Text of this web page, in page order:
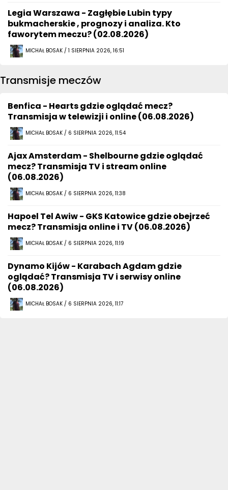
Legia Warszawa - Zagłębie Lubin typy
bukmacherskie , prognozy i analiza. Kto
faworytem meczu? (02.08.2026)
MICHAŁ BOSAK / 1 SIERPNIA 2026, 16:51
Transmisje meczów
Benfica - Hearts gdzie oglądać mecz?
Transmisja w telewizji i online (06.08.2026)
MICHAŁ BOSAK / 6 SIERPNIA 2026, 11:54
Ajax Amsterdam - Shelbourne gdzie oglądać
mecz? Transmisja TV i stream online
(06.08.2026)
MICHAŁ BOSAK / 6 SIERPNIA 2026, 11:38
Hapoel Tel Awiw - GKS Katowice gdzie obejrzeć
mecz? Transmisja online i TV (06.08.2026)
MICHAŁ BOSAK / 6 SIERPNIA 2026, 11:19
Dynamo Kijów - Karabach Agdam gdzie
oglądać? Transmisja TV i serwisy online
(06.08.2026)
MICHAŁ BOSAK / 6 SIERPNIA 2026, 11:17